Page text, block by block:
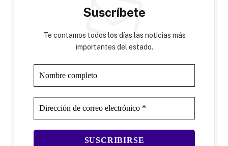
Suscríbete
Te contamos todos los días las noticias más
importantes del estado.